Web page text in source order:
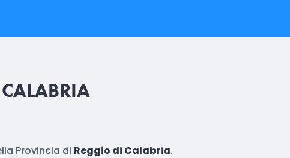
Provincia di Reggio di Calabria.